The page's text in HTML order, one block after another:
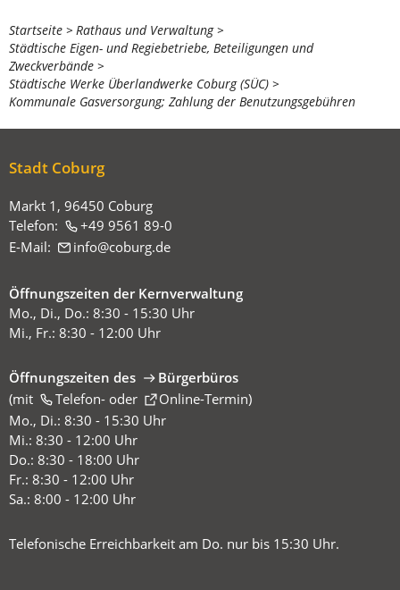
Sie
befinden
sich
hier:
Startseite
Rathaus und Verwaltung
Städtische Eigen- und Regiebetriebe, Beteiligungen und
Zweckverbände
Städtische Werke Überlandwerke Coburg (SÜC)
Kommunale Gasversorgung; Zahlung der Benutzungsgebühren
Stadt Coburg
Markt 1, 96450 Coburg
Telefon:
+49 9561 89-0
E-Mail:
info coburg de
Öffnungszeiten der Kernverwaltung
Mo., Di., Do.: 8:30 - 15:30 Uhr
Mi., Fr.: 8:30 - 12:00 Uhr
Öffnungszeiten des
Bürgerbüros
(mit
Telefon-oder Online-Termin
(Öffnet
in
einem
neuen
Tab)
)
Mo., Di.: 8:30 - 15:30 Uhr
Mi.: 8:30 - 12:00 Uhr
Do.: 8:30 - 18:00 Uhr
Fr.: 8:30 - 12:00 Uhr
Sa.: 8:00 - 12:00 Uhr
Telefonische Erreichbarkeit am Do. nur bis 15:30 Uhr.